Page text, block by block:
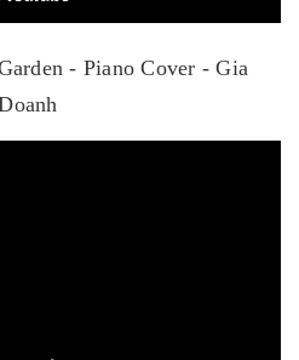
- Piano Cover - Gia